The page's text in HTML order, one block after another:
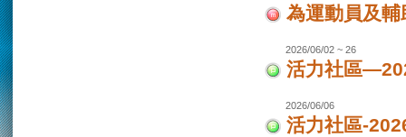
為運動員及
2026/06/02 ~ 26
活力社區
2026/06/06
活力社區-